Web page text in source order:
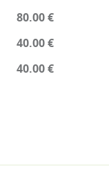
80.00 €
40.00 €
40.00 €